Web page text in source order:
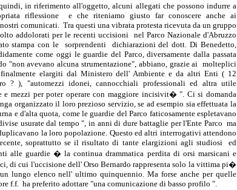
in riferimento all'oggetto, alcuni allegati che possono indurre a
riflessione e che riteniamo giusto far conoscere anche ai
comunicati. Tra questi una vibrata protesta ricevuta da un gruppo
addolorati per le recenti uccisioni nel Parco Nazionale d'Abruzzo
stampa con le sorprendenti dichiarazioni del dott. Di Benedetto,
come oggi le guardie del Parco, diversamente dalla passata
"non avevano alcuna strumentazione", abbiano, grazie ai molteplici
elargiti dal Ministero dell' Ambiente e da altri Enti ( 12
? ), "automezzi idonei, cannocchiali professionali ed altra utile
e mezzi per poter operare con maggiore incisivit� ". Ci si domanda
organizzato il loro prezioso servizio, se ad esempio sia effettuata la
e d'alta quota, come le guardie del Parco faticosamente espletavano
usurate dal tempo ", in anni di dure battaglie per l'Ente Parco ma
la loro popolazione. Questo ed altri interrogativi attendono
soprattutto se il risultato di tante elargizioni agli studiosi ed
alle guardie � la continua drammatica perdita di orsi marsicani e
di cui l'uccisione dell' Orso Bernardo rappresenta solo la vittima pi�
lungo elenco nell' ultimo quinquennio. Ma forse anche per quelle
f.f. ha preferito adottare "una comunicazione di basso profilo ".